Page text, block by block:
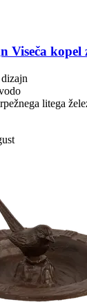
Viseča kopel
litega